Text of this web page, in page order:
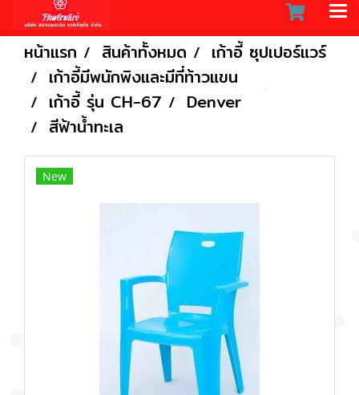
หน้าแรก สินค้าทั้งหมด
เก้าอี้ ซุปเปอร์แวร์
เก้าอี้มีพนักพิงและมีที่ท้าวแขน
เก้าอี้ รุ่น CH-67
Denver
สีฟ้าน้ำทะเล
New